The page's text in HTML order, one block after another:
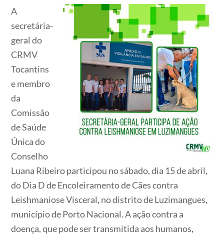
A
secretária-
geral do
CRMV
Tocantins
e membro
da
Comissão
de Saúde
Única do
Conselho
Luana Ribeiro participou no sábado, dia 15 de abril,
do Dia D de Encoleiramento de Cães contra
Leishmaniose Visceral, no distrito de Luzimangues,
município de Porto Nacional. A ação contra a
doença, que pode ser transmitida aos humanos,